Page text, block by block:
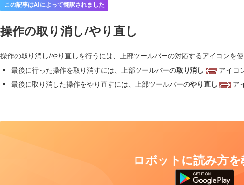
この記事はAIによって翻訳されました
操作の取り消し/やり直し
操作の取り消し/やり直しを行うには、上部ツールバーの対応するアイコンを
最後に行った操作を取り消すには、上部ツールバーの取り消し
アイコ
最後に取り消した操作をやり直すには、上部ツールバーのやり直し ア
ロボットに読み方